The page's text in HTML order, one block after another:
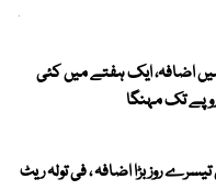
اضافہ، ایک ہفتے میں کئی
روز بڑا اضافہ ، فی تولہ ریٹ